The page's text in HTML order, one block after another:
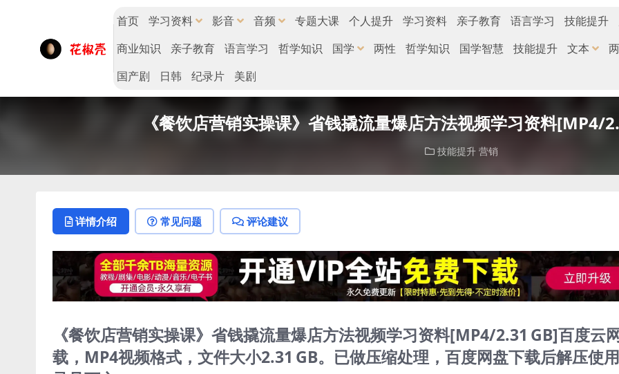
首页 学习资料 影音 音频 专题大课 个人提升 学习资料 亲子教育 语言学习 技能提升
商业知识
亲子教育 语言学习 哲学知识 国学 两性 哲学知识 国学智慧 技能提升 文本
国产剧
日韩 纪录片 美剧
《餐饮店营销实操课》省钱撬流量爆店方法视频学习资料[MP4/
技能提升 营销
详情介绍 常见问题 评论建议
《餐饮店营销实操课》省钱撬流量爆店方法视频学习资料[MP4/2.31 GB]百度云
载，MP4视频格式，文件大小2.31 GB。已做压缩处理，百度网盘下载后解压使